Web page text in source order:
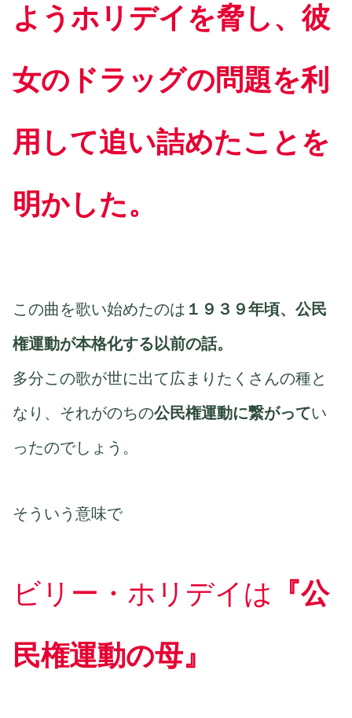
ようホリデイを脅し、彼
女のドラッグの問題を利
用して追い詰めたことを
明かした。
この曲を歌い始めたのは １９３９年頃、公民
権運動が本格化する以前の話。
多分この歌が世に出て広まりたくさんの種と
なり、それがのちの公民権運動に繋がってい
ったのでしょう。
そういう意味で
ビリー・ホリデイは 『公
民権運動の母』